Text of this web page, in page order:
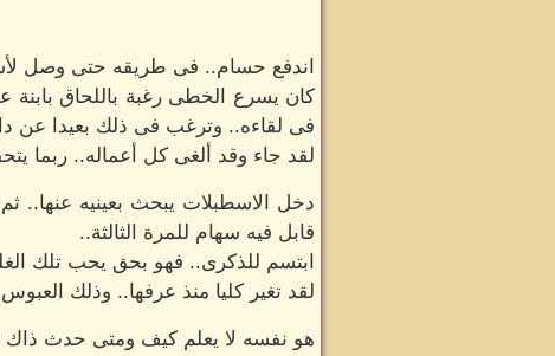
اندفع حسام.. فى طريقه حتى وصل
كان يسرع الخطى رغبة باللحاق بابنة
فى لقاءه.. وترغب فى ذلك بعيدا عن
لقد جاء وقد ألغى كل أعماله.. ربما
دخل الاسطبلات يبحث بعينيه عنها..
قابل فيه سهام للمرة الثالثة..
ابتسم للذكرى.. فهو بحق يحب تلك
لقد تغير كليا منذ عرفها.. وذلك
هو نفسه لا يعلم كيف ومتى حدث ذاك